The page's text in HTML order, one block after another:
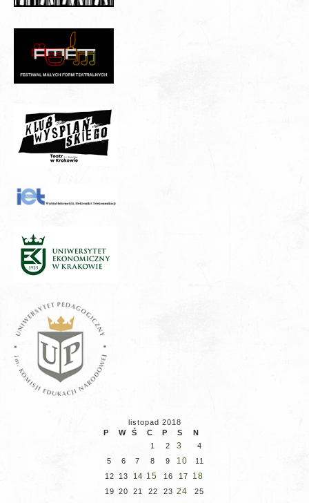
listopad 2018
P
W Ś C P S
N
1
2 3
4
5
6 7 8 9 10
11
12
13 14 15 16 17 18
19 20 21 22 23 24 25